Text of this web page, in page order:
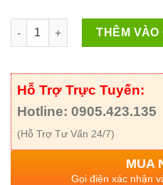
Lan can kính cường lực giá rẻ
THÊM VÀO
Hỗ Trợ Trực Tuyến:
Hotline: 0905.423.135
(Hỗ Trợ Tư Vấn 24/7)
MUA
Gọi điện xác nhận